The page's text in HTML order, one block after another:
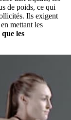
de poids, ce qui
Ils exigent
mettant les
les